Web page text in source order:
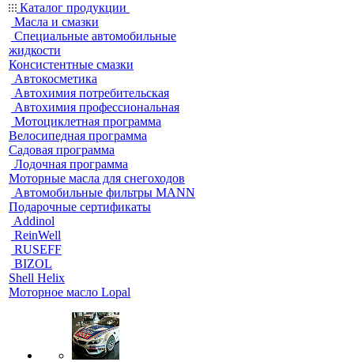
Каталог продукции
Масла и смазки
Специальные автомобильные
жидкости
Консистентные смазки
Автокосметика
Автохимия потребительская
Автохимия профессиональная
Мотоциклетная программа
Велосипедная программа
Садовая программа
Лодочная программа
Моторные масла для снегоходов
Автомобильные фильтры MANN
Подарочные сертификаты
Addinol
ReinWell
RUSEFF
BIZOL
Shell Helix
Моторное масло Lopal